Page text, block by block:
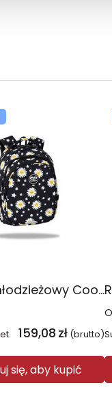
Plecak młodzieżowy Coolpack Jerry Daisy Black
159,08 zł (brutto)
się, aby kupić